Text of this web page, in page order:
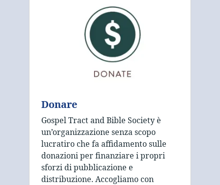
Donare
Gospel Tract and Bible Society è
un’organizzazione senza scopo
lucratiro che fa affidamento sulle
donazioni per finanziare i propri
sforzi di pubblicazione e
distribuzione. Accogliamo con